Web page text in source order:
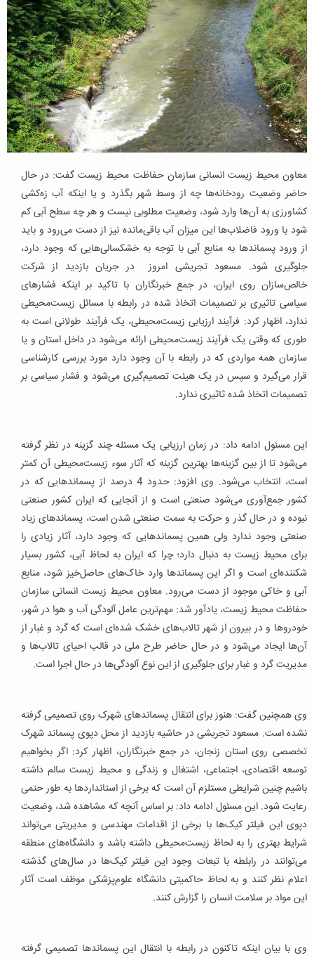
معاون محیط زیست انسانی سازمان حفاظت محیط زیست گفت: در حال
حاضر وضعیت رودخانه‌ها چه از وسط شهر بگذرد و یا اینکه آب زه‌کشی
کشاورزی به آن‌ها وارد شود، وضعیت مطلوبی نیست و هر چه سطح آبی کم
شود با ورود فاضلاب‌ها این میزان آب باقی‌مانده نیز از دست می‌رود و باید
از ورود پسماندها به منابع آبی با توجه به خشکسالی‌هایی که وجود دارد،
جلوگیری شود. مسعود تجریشی امروز در جریان بازدید از شرکت
خالص‌سازان روی ایران، در جمع خبرنگاران با تاکید بر اینکه فشارهای
سیاسی تاثیری بر تصمیمات اتخاذ شده در رابطه با مسائل زیست‌محیطی
ندارد، اظهار کرد: فرآیند ارزیابی زیست‌محیطی، یک فرآیند طولانی است به
طوری که وقتی یک فرآیند زیست‌محیطی ارائه می‌شود در داخل استان و یا
سازمان همه مواردی که در رابطه با آن وجود دارد مورد بررسی کارشناسی
قرار می‌گیرد و سپس در یک هیئت تصمیم‌گیری می‌شود و فشار سیاسی بر
تصمیمات اتخاذ شده ثاثیری ندارد.
این مسئول ادامه داد: در زمان ارزیابی یک مسئله چند گزینه در نظر گرفته
می‌شود تا از بین گزینه‌ها بهترین گزینه که آثار سوء زیست‌محیطی آن کمتر
است، انتخاب می‌شود. وی افزود: حدود 4 درصد از پسماندهایی که در
کشور جمع‌آوری می‌شود صنعتی است و از آنجایی که ایران کشور صنعتی
نبوده و در حال گذر و حرکت به سمت صنعتی شدن است، پسماندهای زیاد
صنعتی وجود ندارد ولی همین پسماندهایی که وجود دارد، آثار زیادی را
برای محیط زیست به دنبال دارد؛ چرا که ایران به لحاظ آبی، کشور بسیار
شکننده‌ای است و اگر این پسماندها وارد خاک‌های حاصل‌خیز شود، منابع
آبی و خاکی موجود از دست می‌رود. معاون محیط زیست انسانی سازمان
حفاظت محیط زیست، یادآور شد: مهم‌ترین عامل آلودگی آب‌ و هوا در شهر،
خودروها و در بیرون از شهر تالاب‌های خشک شده‌ای است که گرد و غبار از
آن‌ها ایجاد می‌شود و در حال حاضر طرح ملی در قالب احیای تالاب‌ها و
مدیریت گرد و غبار برای جلوگیری از این نوع آلودگی‌ها در حال اجرا است.
وی همچنین گفت: هنوز برای انتقال پسماندهای شهرک روی تصمیمی گرفته
نشده است. مسعود تجریشی در حاشیه بازدید از محل دپوی پسماند شهرک
تخصصی روی استان زنجان، در جمع خبرنگاران، اظهار کرد: اگر بخواهیم
توسعه اقتصادی، اجتماعی، اشتغال و زندگی و محیط زیست سالم داشته
باشیم چنین شرایطی مستلزم آن است که برخی از استانداردها به طور حتمی
رعایت شود. این مسئول ادامه داد: بر اساس آنچه که مشاهده شد، وضعیت
دپوی این فیلتر کیک‌ها با برخی از اقدامات مهندسی و مدیریتی می‌تواند
شرایط بهتری را به لحاظ زیست‌محیطی داشته باشد و دانشگاه‌های منطقه
می‌توانند در رابلطه با تبعات وجود این فیلتر کیک‌ها در سال‌های گذشته
اعلام نظر کنند و به لحاظ حاکمیتی دانشگاه علوم‌پزشکی موظف است آثار
این مواد بر سلامت انسان را گزارش کنند.
وی با بیان اینکه تاکنون در رابطه با انتقال این پسماندها تصمیمی گرفته